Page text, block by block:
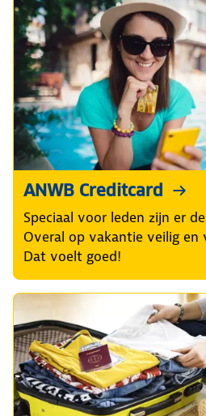
ANWB Creditcard
Speciaal voor leden zijn er
Overal op vakantie veilig en
Dat voelt goed!